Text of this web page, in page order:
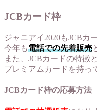
JCBカード枠
ジャニアイ2020もJCBカ
今年も電話での先着販売
また、JCBカードの特徴
プレミアムカードを持っ
JCBカード枠の応募方法